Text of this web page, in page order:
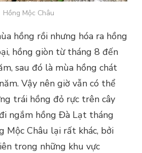
Hồng Mộc Châu
hồng rồi nhưng hóa ra hồng
hồng giòn từ tháng 8 đến
sau đó là mùa hồng chát
Vậy nên giờ vẫn có thể
trái hồng đỏ rực trên cây
ngắm hồng Đà Lạt tháng
Mộc Châu lại rất khác, bởi
trong những khu vực